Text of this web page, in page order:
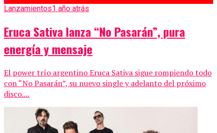
Lanzamientos1 año atrás
Eruca Sativa lanza “No Pasarán”, pura
energía y mensaje
El power trío argentino Eruca Sativa sigue rompiendo todo
con “No Pasarán”, su nuevo single y adelanto del próximo
disco....